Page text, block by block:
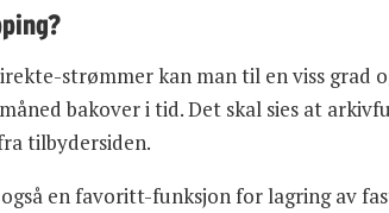
strømmer kan man til en viss grad
bakover i tid. Det skal sies at
tilbydersiden.
en favoritt-funksjon for lagring av